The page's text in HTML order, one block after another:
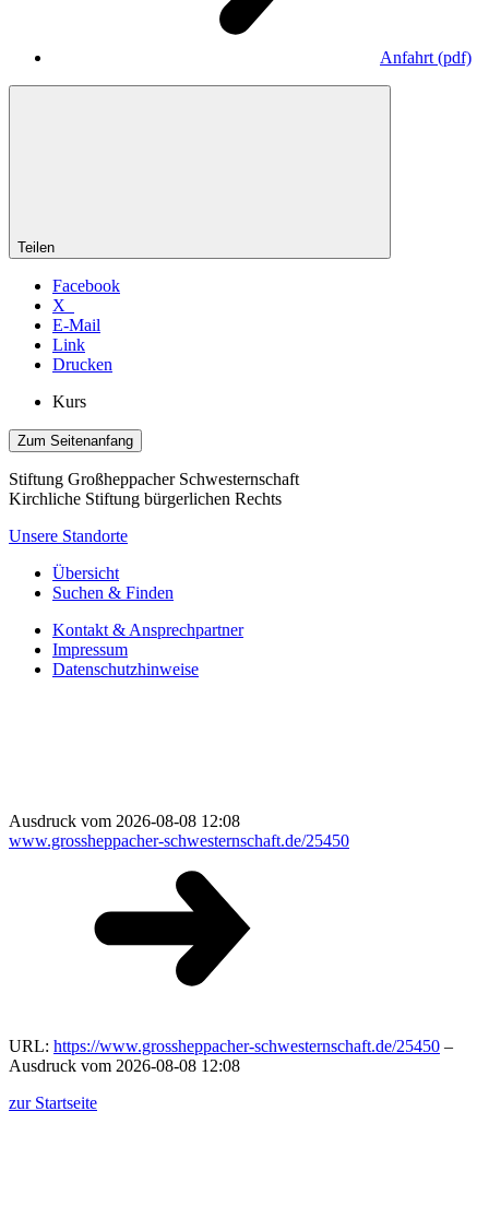
Anfahrt (pdf)
Teilen
Facebook
X
E-Mail
Link
Drucken
Kurs
Zum Seitenanfang
Stiftung Großheppacher Schwesternschaft
Kirchliche Stiftung bürgerlichen Rechts
Unsere Standorte
Übersicht
Suchen & Finden
Kontakt & Ansprechpartner
Impressum
Datenschutzhinweise
Ausdruck vom 2026-08-08 12:08
www.grossheppacher-schwesternschaft.de/25450
URL: https://www.grossheppacher-schwesternschaft.de/25450 –
Ausdruck vom 2026-08-08 12:08
zur Startseite